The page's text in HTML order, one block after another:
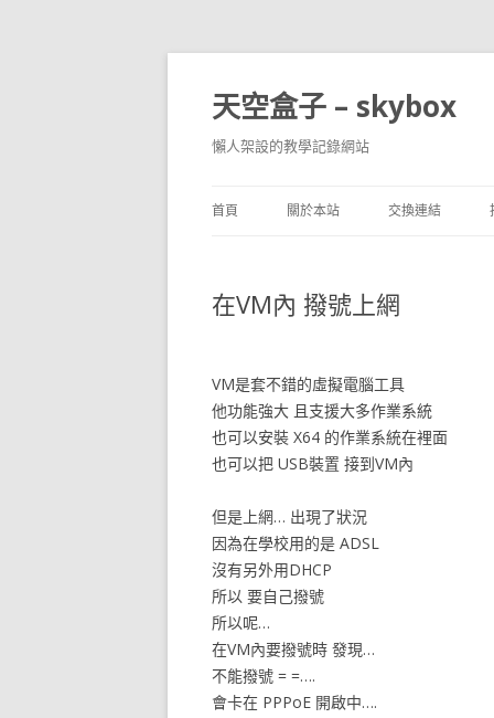
天空盒子 – skybox
懶人架設的教學記錄網站
首頁 關於本站 交換連結
在VM內 撥號上網
VM是套不錯的虛擬電腦工具
他功能強大 且支援大多作業系統
也可以安裝 X64 的作業系統在裡面
也可以把 USB裝置 接到VM內
但是上網… 出現了狀況
因為在學校用的是 ADSL
沒有另外用DHCP
所以 要自己撥號
所以呢…
在VM內要撥號時 發現…
不能撥號 = =….
會卡在 PPPoE 開啟中….